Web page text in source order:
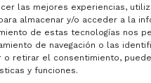
las mejores experiencias,
almacenar y/o acceder a la
de estas tecnologías nos
de navegación o las
o retirar el consentimiento,
y funciones.